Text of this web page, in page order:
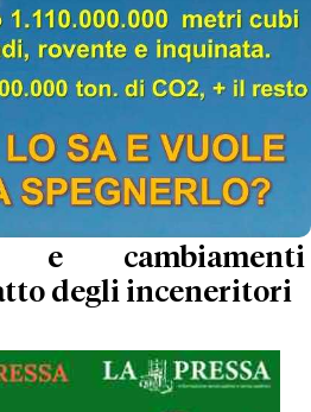
e cambiamenti
degli inceneritori